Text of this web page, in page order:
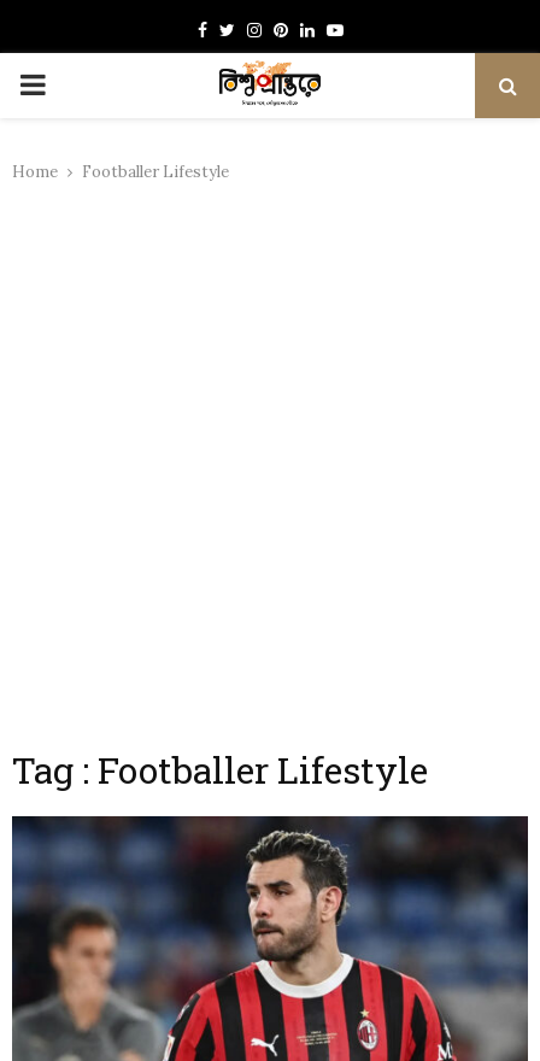
Facebook
TwitterInstagram
Pinterest
LinkedinYoutube
PRIMARY
Home Footballer Lifestyle
Tag : Footballer Lifestyle